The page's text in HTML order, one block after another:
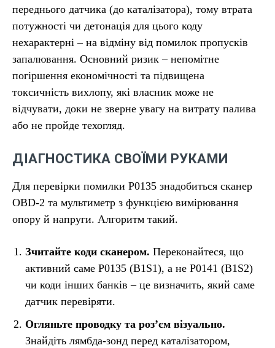
переднього датчика (до каталізатора), тому втрата
потужності чи детонація для цього коду
нехарактерні – на відміну від помилок пропусків
запалювання. Основний ризик – непомітне
погіршення економічності та підвищена
токсичність вихлопу, які власник може не
відчувати, доки не зверне увагу на витрату палива
або не пройде техогляд.
ДІАГНОСТИКА СВОЇМИ РУКАМИ
Для перевірки помилки P0135 знадобиться сканер
OBD-2 та мультиметр з функцією вимірювання
опору й напруги. Алгоритм такий.
Зчитайте коди сканером. Переконайтеся, що
активний саме P0135 (B1S1), а не P0141 (B1S2)
чи коди інших банків – це визначить, який саме
датчик перевіряти.
Огляньте проводку та роз’єм візуально.
Знайдіть лямбда-зонд перед каталізатором,